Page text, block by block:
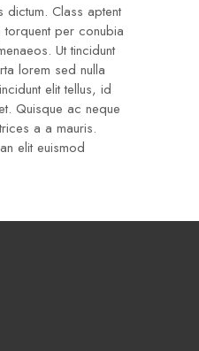
dictum. Class aptent
per conubia
Ut tincidunt
lorem sed nulla
elit tellus, id
Quisque ac neque
a a mauris.
elit euismod